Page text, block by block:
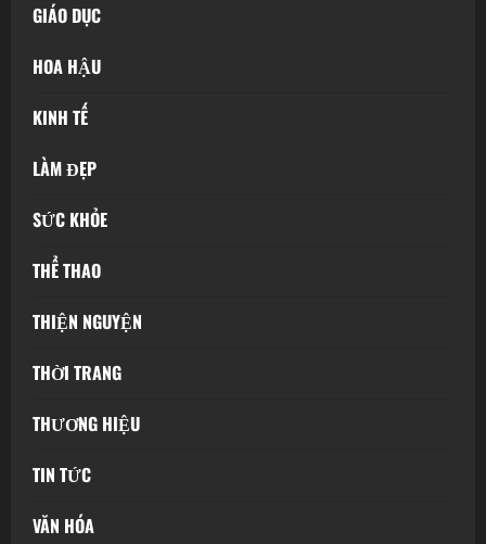
GIÁO DỤC
HOA HẬU
KINH TẾ
LÀM ĐẸP
SỨC KHỎE
THỂ THAO
THIỆN NGUYỆN
THỜI TRANG
THƯƠNG HIỆU
TIN TỨC
VĂN HÓA